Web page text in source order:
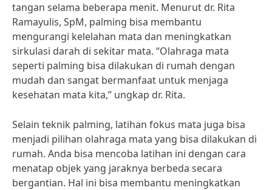
tangan selama beberapa menit. Menurut dr. Rita
Ramayulis, SpM, palming bisa membantu
mengurangi kelelahan mata dan meningkatkan
sirkulasi darah di sekitar mata. “Olahraga mata
seperti palming bisa dilakukan di rumah dengan
mudah dan sangat bermanfaat untuk menjaga
kesehatan mata kita,” ungkap dr. Rita.
Selain teknik palming, latihan fokus mata juga bisa
menjadi pilihan olahraga mata yang bisa dilakukan di
rumah. Anda bisa mencoba latihan ini dengan cara
menatap objek yang jaraknya berbeda secara
bergantian. Hal ini bisa membantu meningkatkan